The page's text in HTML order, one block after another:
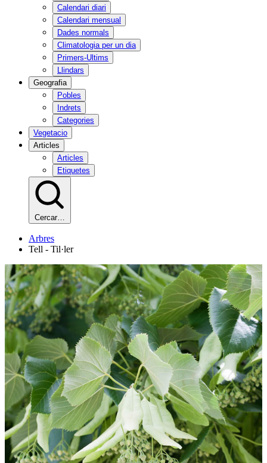
Calendari diari
Calendari mensual
Dades normals
Climatologia per un dia
Primers-Ultims
Llindars
Geografia
Pobles
Indrets
Categories
Vegetacio
Articles
Articles
Etiquetes
Cercar…
Arbres
Tell - Til·ler